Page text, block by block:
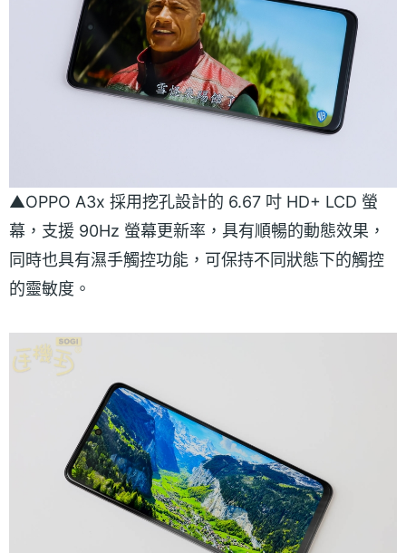
▲OPPO A3x 採用挖孔設計的 6.67 吋 HD+ LCD 螢
幕，支援 90Hz 螢幕更新率，具有順暢的動態效果，
同時也具有濕手觸控功能，可保持不同狀態下的觸控
的靈敏度。